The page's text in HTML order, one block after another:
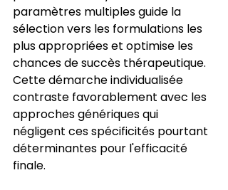
paramètres multiples guide la
sélection vers les formulations les
plus appropriées et optimise les
chances de succès thérapeutique.
Cette démarche individualisée
contraste favorablement avec les
approches génériques qui
négligent ces spécificités pourtant
déterminantes pour l'efficacité
finale.